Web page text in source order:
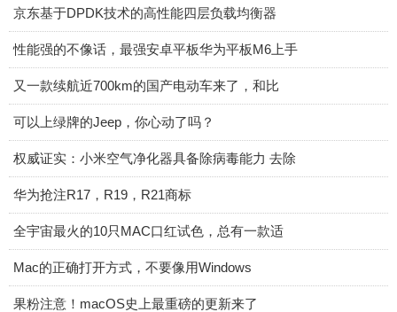
京东基于DPDK技术的高性能四层负载均衡器
性能强的不像话，最强安卓平板华为平板M6上手
又一款续航近700km的国产电动车来了，和比
可以上绿牌的Jeep，你心动了吗？
权威证实：小米空气净化器具备除病毒能力 去除
华为抢注R17，R19，R21商标
全宇宙最火的10只MAC口红试色，总有一款适
Mac的正确打开方式，不要像用Windows
果粉注意！macOS史上最重磅的更新来了